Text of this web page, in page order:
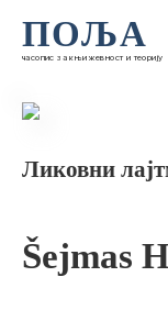
ПОЉА
часопис за књижевност и теорију
Ликовни
Šejmas